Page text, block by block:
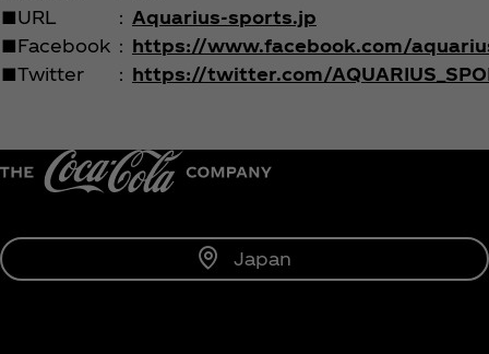
■URL
： Aquarius-sports.jp
■Facebook ： https://www.facebook.com/
■Twitter
： https://twitter.com/
Japan